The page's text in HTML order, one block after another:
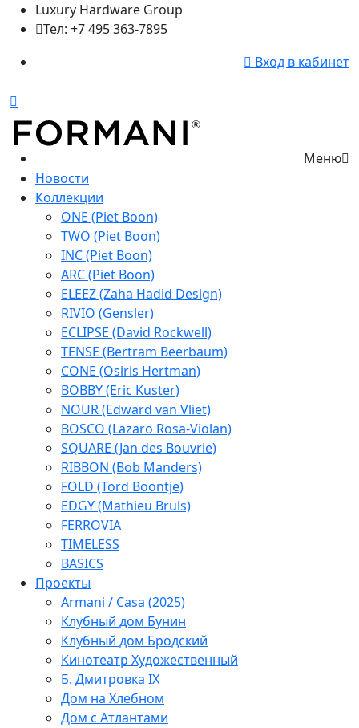
Luxury Hardware Group
Тел: +7 495 363-7895
Вход в кабинет
Меню
Новости
Коллекции
ONE (Piet Boon)
TWO (Piet Boon)
INC (Piet Boon)
ARC (Piet Boon)
ELEEZ (Zaha Hadid Design)
RIVIO (Gensler)
ECLIPSE (David Rockwell)
TENSE (Bertram Beerbaum)
CONE (Osiris Hertman)
BOBBY (Eric Kuster)
NOUR (Edward van Vliet)
BOSCO (Lazaro Rosa-Violan)
SQUARE (Jan des Bouvrie)
RIBBON (Bob Manders)
FOLD (Tord Boontje)
EDGY (Mathieu Bruls)
FERROVIA
TIMELESS
BASICS
Проекты
Armani / Casa (2025)
Клубный дом Бунин
Клубный дом Бродский
Кинотеатр Художественный
Б. Дмитровка IX
Дом на Хлебном
Дом с Атлантами